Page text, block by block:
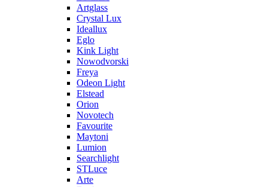
Artglass
Crystal Lux
Ideallux
Eglo
Kink Light
Nowodvorski
Freya
Odeon Light
Elstead
Orion
Novotech
Favourite
Maytoni
Lumion
Searchlight
STLuce
Arte